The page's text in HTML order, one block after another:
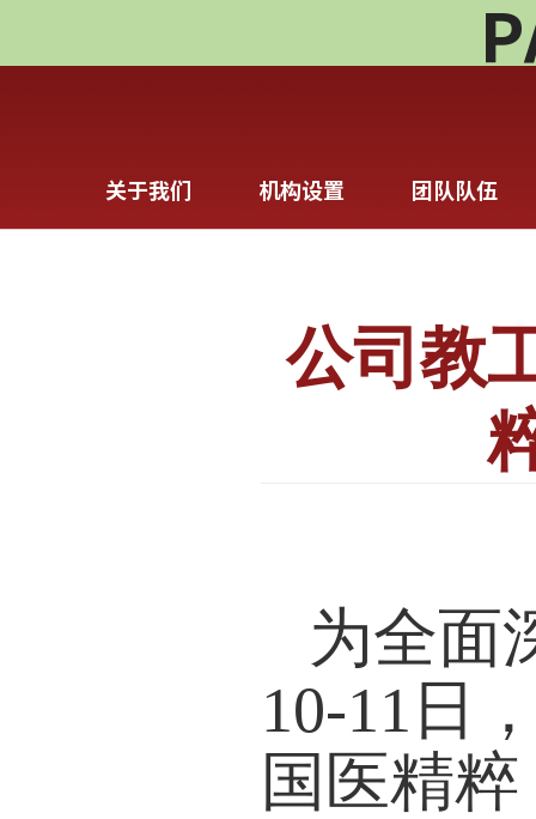
关于我们 机构设置 团队队伍
公司教
为全面
10-11日
国医精